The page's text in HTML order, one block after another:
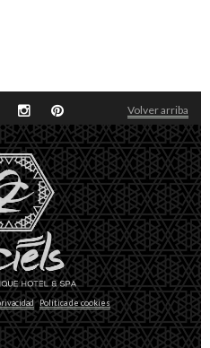
Volver arriba
Política de cookies